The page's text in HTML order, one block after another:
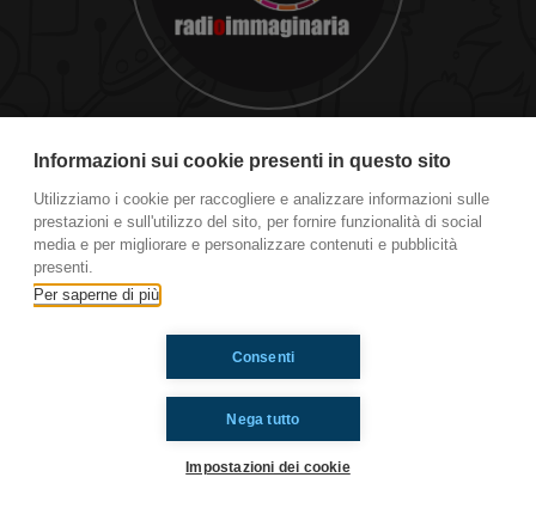
Pareri su Sanremo
Ti è piaciuto? Condividilo!
Informazioni sui cookie presenti in questo sito
Utilizziamo i cookie per raccogliere e analizzare informazioni sulle
prestazioni e sull'utilizzo del sito, per fornire funzionalità di social
media e per migliorare e personalizzare contenuti e pubblicità
presenti.
Per saperne di più
Nega tutto
Consenti
Impostazioni dei cookie